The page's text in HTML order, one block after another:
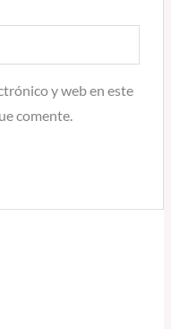
y web en este
comente.